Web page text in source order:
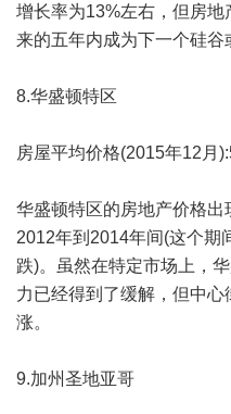
增长率为13%左右，但房
来的五年内成为下一个硅谷
8.华盛顿特区
房屋平均价格(2015年12月
华盛顿特区的房地产价格
2012年到2014年间(这个期
跌)。虽然在特定市场上，
力已经得到了缓解，但中
涨。
9.加州圣地亚哥